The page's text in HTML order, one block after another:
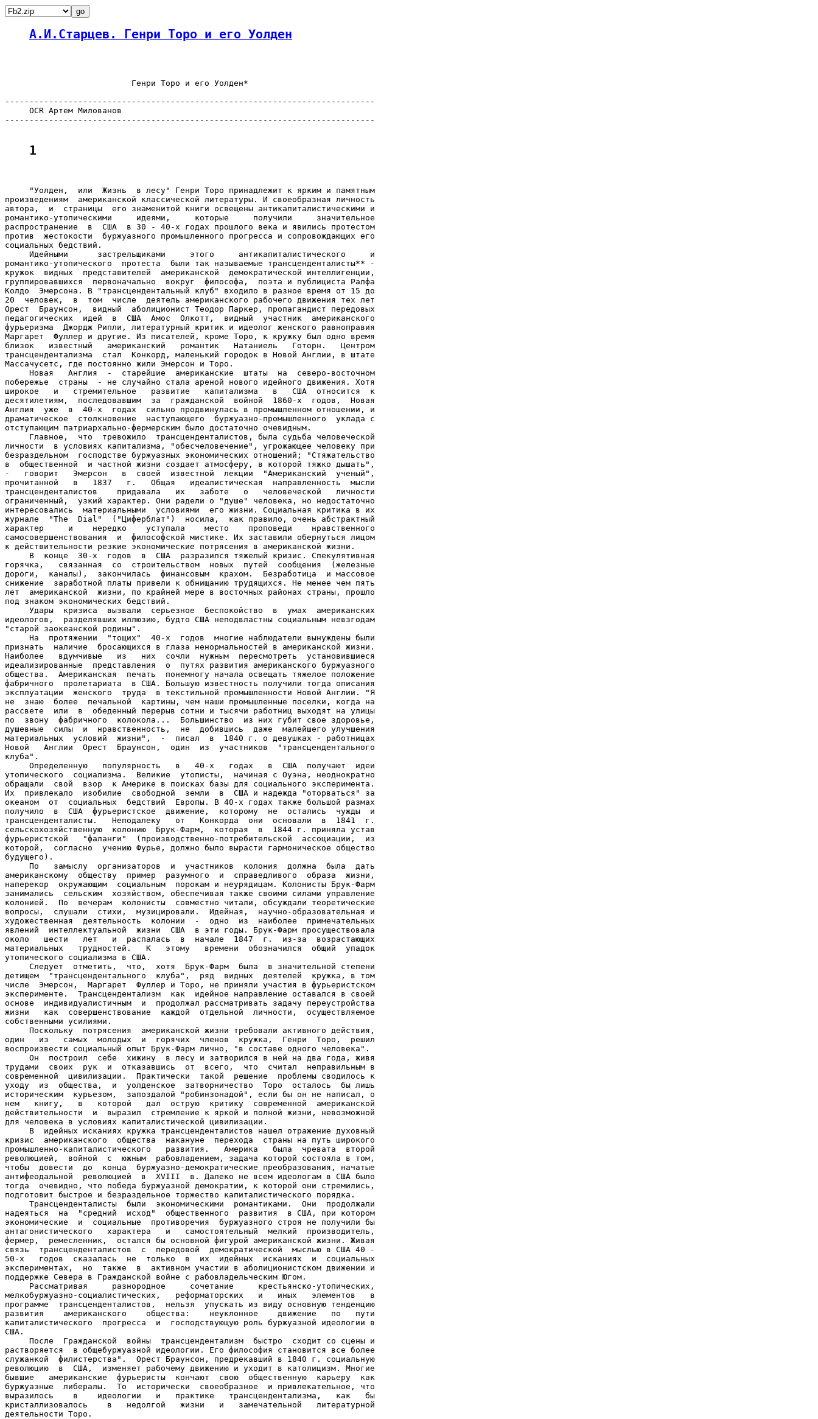
А.И.Старцев. Генри Торо и его Уолден
                          Генри Торо и его Уолден*
----------------------------------------------------------------------------
     OCR Артем Милованов
----------------------------------------------------------------------------
1
     "Уолден,  или  Жизнь  в лесу" Генри Торо принадлежит к ярким и памятным
произведениям  американской классической литературы. И своеобразная личность
автора,  и  страницы  его знаменитой книги освещены антикапиталистическими и
романтико-утопическими     идеями,     которые     получили     значительное
распространение  в  США  в 30 - 40-х годах прошлого века и явились протестом
против  жестокости  буржуазного промышленного прогресса и сопровождающих его
социальных бедствий.
     Идейными      застрельщиками     этого     антикапиталистического     и
романтико-утопического  протеста  были так называемые трансценденталисты** -
кружок  видных  представителей  американской  демократической интеллигенции,
группировавшихся  первоначально  вокруг  философа,  поэта и публициста Ралфа
Колдо  Эмерсона. В "трансцендентальный клуб" входило в разное время от 15 до
20  человек,  в  том  числе  деятель американского рабочего движения тех лет
Орест  Браунсон,  видный  аболиционист Теодор Паркер, пропагандист передовых
педагогических  идей  в  США  Амос  Олкотт,  видный  участник  американского
фурьеризма  Джордж Рипли, литературный критик и идеолог женского равноправия
Маргарет  Фуллер и другие. Из писателей, кроме Торо, к кружку был одно время
близок   известный   американский   романтик   Натаниель   Готорн.   Центром
трансцендентализма  стал  Конкорд, маленький городок в Новой Англии, в штате
Массачусетс, где постоянно жили Эмерсон и Торо.
     Новая   Англия  -  старейшие  американские  штаты  на  северо-восточном
побережье  страны  - не случайно стала ареной нового идейного движения. Хотя
широкое   и   стремительное   развитие   капитализма   в   США  относится  к
десятилетиям,  последовавшим  за  гражданской  войной  1860-х  годов,  Новая
Англия  уже  в  40-х  годах  сильно продвинулась в промышленном отношении, и
драматическое  столкновение  наступающего  буржуазно-промышленного  уклада с
отступающим патриархально-фермерским было достаточно очевидным.
     Главное,  что  тревожило  трансценденталистов, была судьба человеческой
личности  в условиях капитализма, "обесчеловечение", угрожающее человеку при
безраздельном  господстве буржуазных экономических отношений; "Стяжательство
в  общественной  и частной жизни создает атмосферу, в которой тяжко дышать",
-   говорит   Эмерсон   в  своей  известной  лекции  "Американский  ученый",
прочитанной   в   1837   г.   Общая   идеалистическая  направленность  мысли
трансценденталистов    придавала   их   заботе   о   человеческой   личности
ограниченный,  узкий характер. Они радели о "душе" человека, но недостаточно
интересовались  материальными  условиями  его жизни. Социальная критика в их
журнале  "The  Dial"  ("Циферблат")  носила,  как правило, очень абстрактный
характер     и    нередко    уступала    место    проповеди    нравственного
самосовершенствования  и  философской мистике. Их заставили обернуться лицом
к действительности резкие экономические потрясения в американской жизни.
     В  конце  30-х  годов  в  США  разразился тяжелый кризис. Спекулятивная
горячка,   связанная  со  строительством  новых  путей  сообщения  (железные
дороги,  каналы),  закончилась  финансовым  крахом.  Безработица  и массовое
снижение  заработной платы привели к обнищанию трудящихся. Не менее чем пять
лет  американской  жизни, по крайней мере в восточных районах страны, прошло
под знаком экономических бедствий.
     Удары  кризиса  вызвали  серьезное  беспокойство  в  умах  американских
идеологов,  разделявших иллюзию, будто США неподвластны социальным невзгодам
"старой заокеанской родины".
     На  протяжении  "тощих"  40-х  годов  многие наблюдатели вынуждены были
признать  наличие  бросающихся в глаза ненормальностей в американской жизни.
Наиболее   вдумчивые   из   них  сочли  нужным  пересмотреть  установившиеся
идеализированные  представления  о  путях развития американского буржуазного
общества.  Американская  печать  понемногу начала освещать тяжелое положение
фабричного  пролетариата  в США. Большую известность получили тогда описания
эксплуатации  женского  труда  в текстильной промышленности Новой Англии. "Я
не  знаю  более  печальной  картины, чем наши промышленные поселки, когда на
рассвете  или  в  обеденный перерыв сотни и тысячи работниц выходят на улицы
по  звону  фабричного  колокола...  Большинство  из них губит свое здоровье,
душевные  силы  и  нравственность,  не  добившись  даже  малейшего улучшения
материальных  условий  жизни",  -  писал  в  1840 г. о девушках - работницах
Новой   Англии  Орест  Браунсон,  один  из  участников  "трансцендентального
клуба".
     Определенную   популярность   в   40-х   годах   в  США  получают  идеи
утопического  социализма.  Великие  утописты,  начиная с Оуэна, неоднократно
обращали  свой  взор  к Америке в поисках базы для социального эксперимента.
Их  привлекало  изобилие  свободной  земли  в  США и надежда "оторваться" за
океаном  от  социальных  бедствий  Европы. В 40-х годах также большой размах
получило  в  США  фурьеристское  движение,  которому  не  остались  чужды  и
трансценденталисты.   Неподалеку   от   Конкорда  они  основали  в  1841  г.
сельскохозяйственную  колонию  Брук-Фарм,  которая  в  1844 г. приняла устав
фурьеристской   "фаланги"  (производственно-потребительской  ассоциации,  из
которой,  согласно  учению Фурье, должно было вырасти гармоническое общество
будущего).
     По   замыслу  организаторов  и  участников  колония  должна  была  дать
американскому  обществу  пример  разумного  и  справедливого  образа  жизни,
наперекор  окружающим  социальным  порокам и неурядицам. Колонисты Брук-Фарм
занимались  сельским  хозяйством, обеспечивая также своими силами управление
колонией.  По  вечерам  колонисты  совместно читали, обсуждали теоретические
вопросы,  слушали  стихи,  музицировали.  Идейная,  научно-образовательная и
художественная  деятельность  колонии  -  одно  из  наиболее  примечательных
явлений  интеллектуальной  жизни  США  в эти годы. Брук-Фарм просуществовала
около   шести   лет   и  распалась  в  начале  1847  г.  из-за  возрастающих
материальных   трудностей.   К   этому   времени  обозначился  общий  упадок
утопического социализма в CШA.
     Следует  отметить,  что,  хотя  Брук-Фарм  была  в значительной степени
детищем  "трансцендентального  клуба",  ряд  видных  деятелей  кружка, в том
числе  Эмерсон,  Маргарет  Фуллер и Торо, не приняли участия в фурьеристском
эксперименте.  Трансцендентализм  как  идейное направление оставался в своей
основе  индивидуалистичным  и  продолжал рассматривать задачу переустройства
жизни   как  совершенствование  каждой  отдельной  личности,  осуществляемое
собственными усилиями.
     Поскольку  потрясения  американской жизни требовали активного действия,
один   из   самых  молодых  и  горячих  членов  кружка,  Генри  Торо,  решил
воспроизвести социальный опыт Брук-Фарм лично, "в составе одного человека".
     Он  построил  себе  хижину  в лесу и затворился в ней на два года, живя
трудами  своих  рук  и  отказавшись  от  всего,  что  считал  неправильным в
современной  цивилизации.  Практически  такой  решение  проблемы сводилось к
уходу  из  общества,  и  уолденское  затворничество  Торо  осталось  бы лишь
историческим  курьезом,  запоздалой "робинзонадой", если бы он не написал, о
нем   книгу,   в   которой   дал  острую  критику  современной  американской
действительности  и  выразил  стремление к яркой и полной жизни, невозможной
для человека в условиях капиталистической цивилизации.
     В  идейных исканиях кружка трансценденталистов нашел отражение духовный
кризис  американского  общества  накануне  перехода  страны на путь широкого
промышленно-капиталистического   развития.   Америка   была  чревата  второй
революцией,  войной  с  южным  рабовладением, задача которой состояла в том,
чтобы  довести  до  конца  буржуазно-демократические преобразования, начатые
антифеодальной  революцией  в  XVIII  в. Далеко не всем идеологам в США было
тогда  очевидно, что победа буржуазной демократии, к которой они стремились,
подготовит быстрое и безраздельное торжество капиталистического порядка.
     Трансценденталисты  были  экономическими  романтиками.  Они  продолжали
надеяться  на  "средний  исход"  общественного  развития  в США, при котором
экономические  и  социальные  противоречия  буржуазного строя не получили бы
антагонистического   характера   и   самостоятельный  мелкий  производитель,
фермер,  ремесленник,  остался бы основной фигурой американской жизни. Живая
связь  трансценденталистов  с  передовой  демократической  мыслью в США 40 -
50-х   годов  сказалась  не  только  в  их  идейных  исканиях  и  социальных
экспериментах,  но  также  в  активном участии в аболиционистском движении и
поддержке Севера в Гражданской войне с рабовладельческим Югом.
     Рассматривая     разнородное     сочетание     крестьянско-утопических,
мелкобуржуазно-социалистических,   реформаторских   и   иных   элементов   в
программе  трансценденталистов,  нельзя  упускать из виду основную тенденцию
развития    американского    общества:    неуклонное    движение   по   пути
капиталистического  прогресса  и  господствующую роль буржуазной идеологии в
США.
     После  Гражданской  войны  трансцендентализм  быстро  сходит со сцены и
растворяется  в общебуржуазной идеологии. Его философия становится все более
служанкой  филистерства".  Орест Браунсон, предрекавший в 1840 г. социальную
революцию  в  США,  изменяет рабочему движению и уходит в католицизм. Многие
бывшие   американские  фурьеристы  кончают  свою  общественную  карьеру  как
буржуазные  либералы.  То  исторически  своеобразное  и привлекательное, что
выразилось    в    идеологии   и   практике   трансцендентализма,   как   бы
кристаллизовалось    в   недолгой   жизни   и   замечательной   литературной
деятельности Торо.